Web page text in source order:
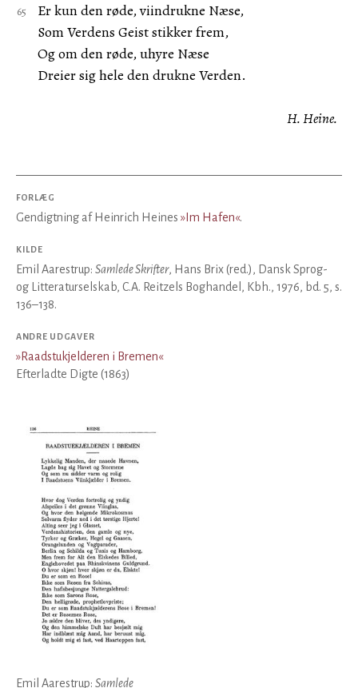
Er kun den røde, viindrukne Næse,
Som Verdens Geist stikker frem,
Og om den røde, uhyre Næse
Dreier sig hele den drukne Verden.
H. Heine.
FORLÆG
Gendigtning af Heinrich Heines »Im Hafen«.
KILDE
Emil Aarestrup: Samlede Skrifter, Hans Brix (red.), Dansk Sprog-
og Litteraturselskab, C.A. Reitzels Boghandel, Kbh., 1976, bd. 5, s.
136–138.
ANDRE UDGAVER
»Raadstukjelderen i Bremen«
Efterladte Digte (1863)
Emil Aarestrup: Samlede